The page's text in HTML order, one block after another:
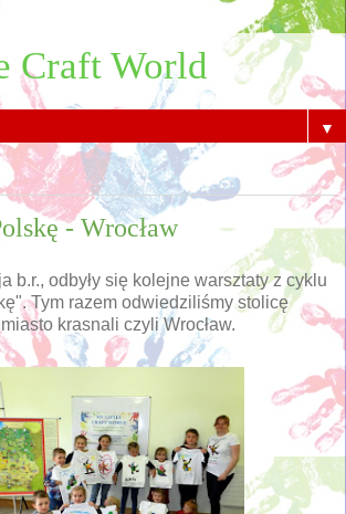
Craft World
▼
- Wrocław
b.r., odbyły się kolejne warsztaty z cyklu
Tym razem odwiedziliśmy stolicę
krasnali czyli Wrocław.